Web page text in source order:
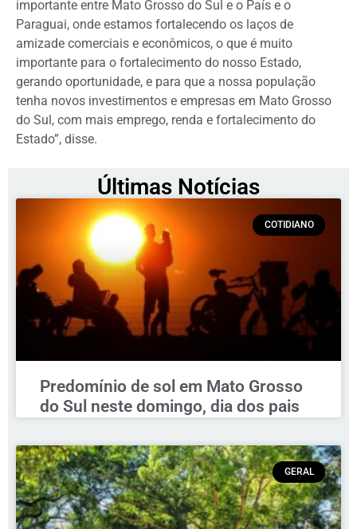
importante entre Mato Grosso do Sul e o País e o
Paraguai, onde estamos fortalecendo os laços de
amizade comerciais e econômicos, o que é muito
importante para o fortalecimento do nosso Estado,
gerando oportunidade, e para que a nossa população
tenha novos investimentos e empresas em Mato Grosso
do Sul, com mais emprego, renda e fortalecimento do
Estado”, disse.
Últimas Notícias
COTIDIANO
Predomínio de sol em Mato Grosso
do Sul neste domingo, dia dos pais
GERAL